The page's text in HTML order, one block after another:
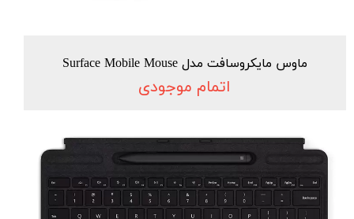
ماوس مایکروسافت مدل Surface Mobile Mouse
اتمام موجودی